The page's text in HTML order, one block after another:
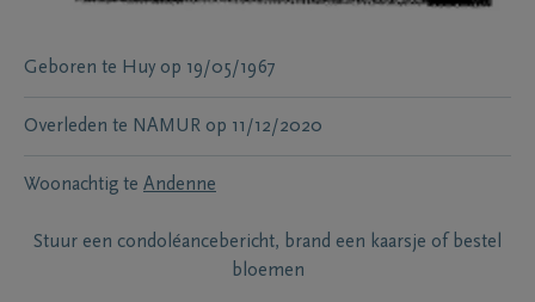
Geboren te Huy op 19/05/1967
Overleden te NAMUR op 11/12/2020
Woonachtig te Andenne
Stuur een condoléancebericht, brand een kaarsje of bestel
bloemen